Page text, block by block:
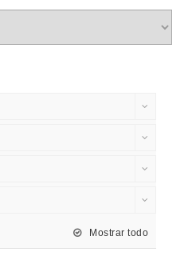
Mostrar todo